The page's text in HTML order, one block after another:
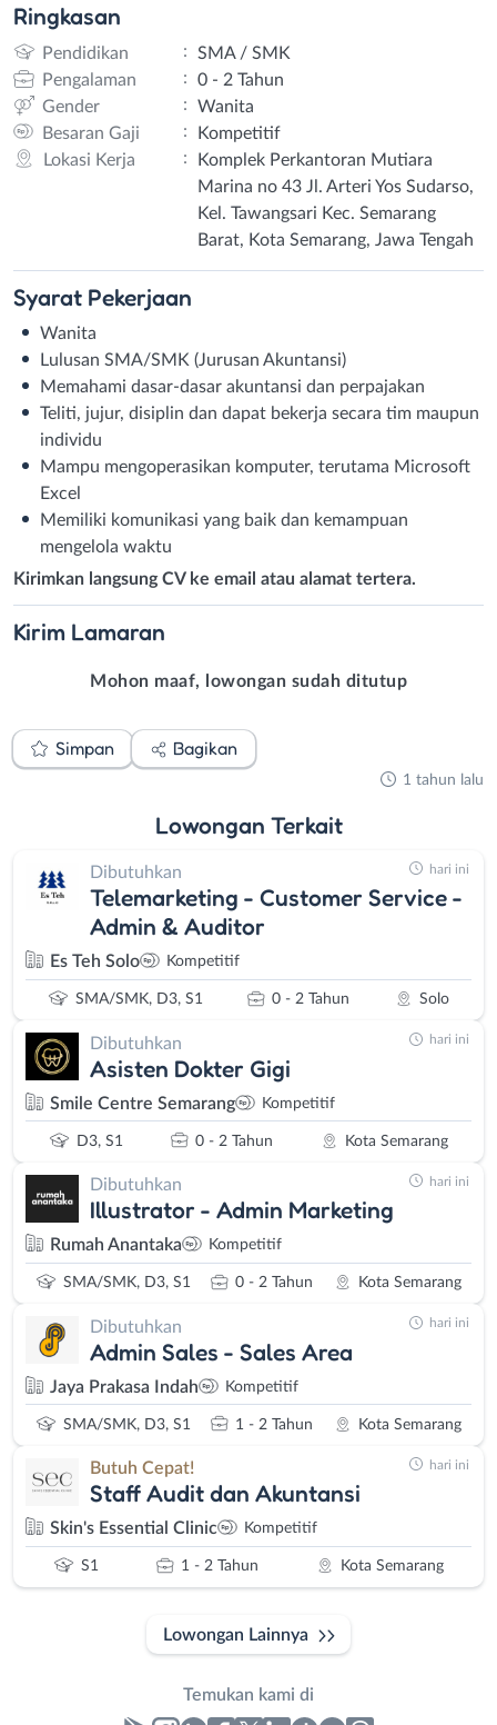
Ringkasan
Pendidikan :
SMA / SMK
Pengalaman
:
0 - 2 Tahun
Gender
:
Wanita
Besaran Gaji
:
Kompetitif
Lokasi Kerja
:
Komplek Perkantoran Mutiara
Marina no 43 Jl. Arteri Yos Sudarso,
Kel. Tawangsari Kec. Semarang
Barat, Kota Semarang, Jawa Tengah
Syarat Pekerjaan
Wanita
Lulusan SMA/SMK (Jurusan Akuntansi)
Memahami dasar-dasar akuntansi dan perpajakan
Teliti, jujur, disiplin dan dapat bekerja secara tim maupun
individu
Mampu mengoperasikan komputer, terutama Microsoft
Excel
Memiliki komunikasi yang baik dan kemampuan
mengelola waktu
Kirimkan langsung CV ke email atau alamat tertera.
Kirim Lamaran
Mohon maaf, lowongan sudah ditutup
Simpan Bagikan
1 tahun lalu
Lowongan Terkait
Dibutuhkan
Telemarketing - Customer Service -
Admin & Auditor
Es Teh Solo Kompetitif
SMA/SMK, D3, S1 0 - 2 Tahun Solo
hari ini
Dibutuhkan
Asisten Dokter Gigi
Smile Centre Semarang Kompetitif
D3, S1 0 - 2 Tahun Kota Semarang
hari ini
Dibutuhkan
Illustrator - Admin Marketing
Rumah Anantaka Kompetitif
SMA/SMK, D3, S1 0 - 2 Tahun Kota Semarang
hari ini
Dibutuhkan
Admin Sales - Sales Area
Jaya Prakasa Indah Kompetitif
SMA/SMK, D3, S1 1 - 2 Tahun Kota Semarang
hari ini
Butuh Cepat!
Staff Audit dan Akuntansi
Skin's Essential Clinic Kompetitif
S1 1 - 2 Tahun Kota Semarang
hari ini
Lowongan Lainnya
Temukan kami di